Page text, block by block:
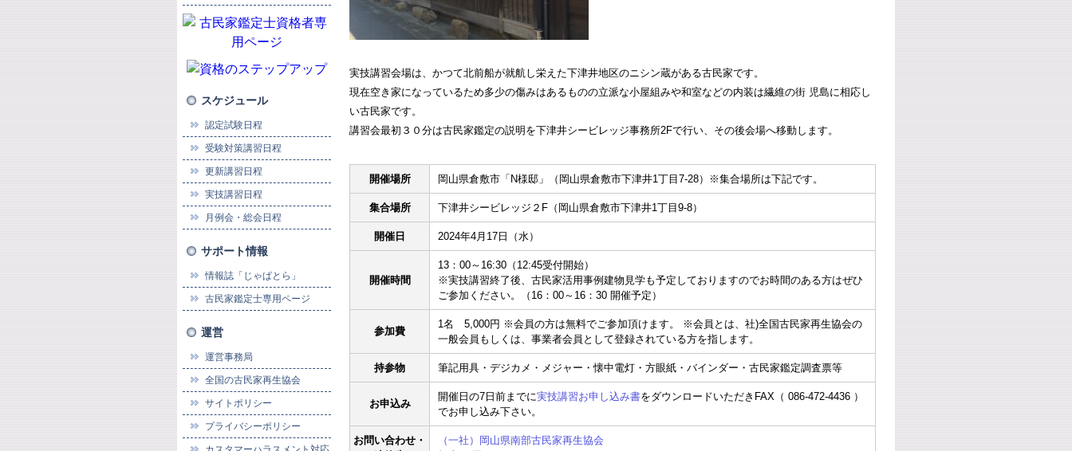
スケジュール
認定試験日程
受験対策講習日程
更新講習日程
実技講習日程
月例会・総会日程
サポート情報
情報誌「じゃぱとら」
古民家鑑定士専用ページ
運営
運営事務局
全国の古民家再生協会
サイトポリシー
プライバシーポリシー
実技講習会場は、かつて北前船が就航し栄えた下津井地区のニシン蔵がある古民家です。
現在空き家になっているため多少の傷みはあるものの立派な小屋組みや和室などの内装は繊維の街 児島に相応し
い古民家です。
講習会最初３０分は古民家鑑定の説明を下津井シービレッジ事務所2Fで行い、その後会場へ移動します。
開催場所 岡山県倉敷市「N様邸」（岡山県倉敷市下津井1丁目7-28）※集合場所は下記です。
集合場所 下津井シービレッジ２F（岡山県倉敷市下津井1丁目9-8）
開催日 2024年4月17日（水）
開催時間
13：00～16:30（12:45受付開始）
※実技講習終了後、古民家活用事例建物見学も予定しておりますのでお時間のある方はぜひ
ご参加ください。（16：00～16：30 開催予定）
参加費
1名 5,000円 ※会員の方は無料でご参加頂けます。 ※会員とは、社)全国古民家再生協会の
一般会員もしくは、事業者会員として登録されている方を指します。
持参物 筆記用具・デジカメ・メジャー・懐中電灯・方眼紙・バインダー・古民家鑑定調査票等
お申込み
開催日の7日前までに実技講習お申し込み書をダウンロードいただきFAX（ 086-472-4436 ）
でお申し込み下さい。
お問い合わせ・
（一社）岡山県南部古民家再生協会